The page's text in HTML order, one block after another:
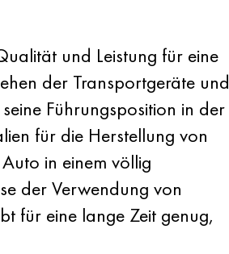
und Leistung für eine
der Transportgeräte und
Führungsposition in der
für die Herstellung von
in einem völlig
der Verwendung von
für eine lange Zeit genug,